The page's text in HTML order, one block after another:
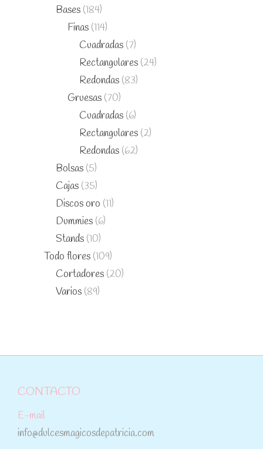
Bases (184)
Finas (114)
Cuadradas (7)
Rectangulares (24)
Redondas (83)
Gruesas (70)
Cuadradas (6)
Rectangulares (2)
Redondas (62)
Bolsas (5)
Cajas (35)
Discos oro (11)
Dummies (6)
Stands (10)
Todo flores (109)
Cortadores (20)
Varios (89)
CONTACTO
E-mail
info@dulcesmagicosdepatricia.com